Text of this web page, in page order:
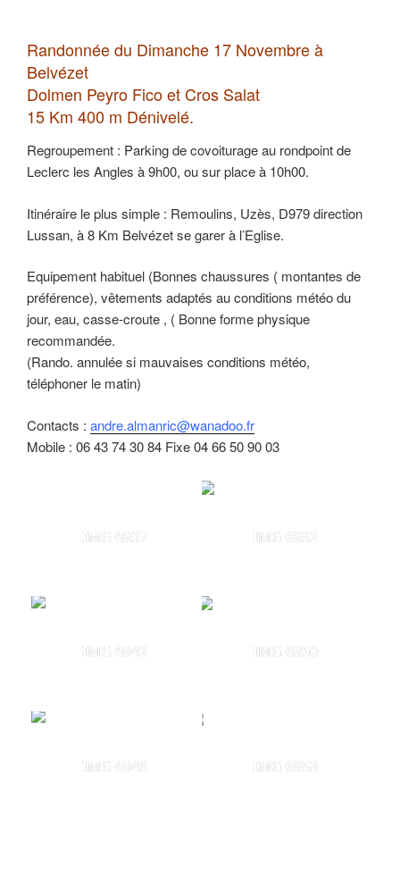
Randonnée du Dimanche 17 Novembreà
Belvézet
Dolmen Peyro Fico et Cros Salat
15 Km 400 m Dénivelé.
Regroupement : Parking de covoiturage au rondpoint de
Leclerc les Angles à 9h00, ou sur place à 10h00.
Itinéraire le plus simple : Remoulins, Uzès, D979 direction
Lussan, à 8 Km Belvézet se garer à l’Eglise.
Equipement habituel (Bonnes chaussures ( montantes de
préférence), vêtements adaptés au conditions météo du
jour, eau, casse-croute , ( Bonne forme physique
recommandée.
(Rando. annulée si mauvaises conditions météo,
téléphoner le matin)
Contacts : andre.almanric@wanadoo.fr
Mobile : 06 43 74 30 84 Fixe 04 66 50 90 03
IMG 6937 IMG 6932
IMG 6942 IMG 6950
IMG 6948 IMG 6953